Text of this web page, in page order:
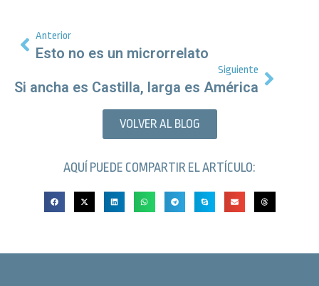
Anterior
Esto no es un microrrelato
Siguiente
Si ancha es Castilla, larga es América
VOLVER AL BLOG
AQUÍ PUEDE COMPARTIR EL ARTÍCULO: